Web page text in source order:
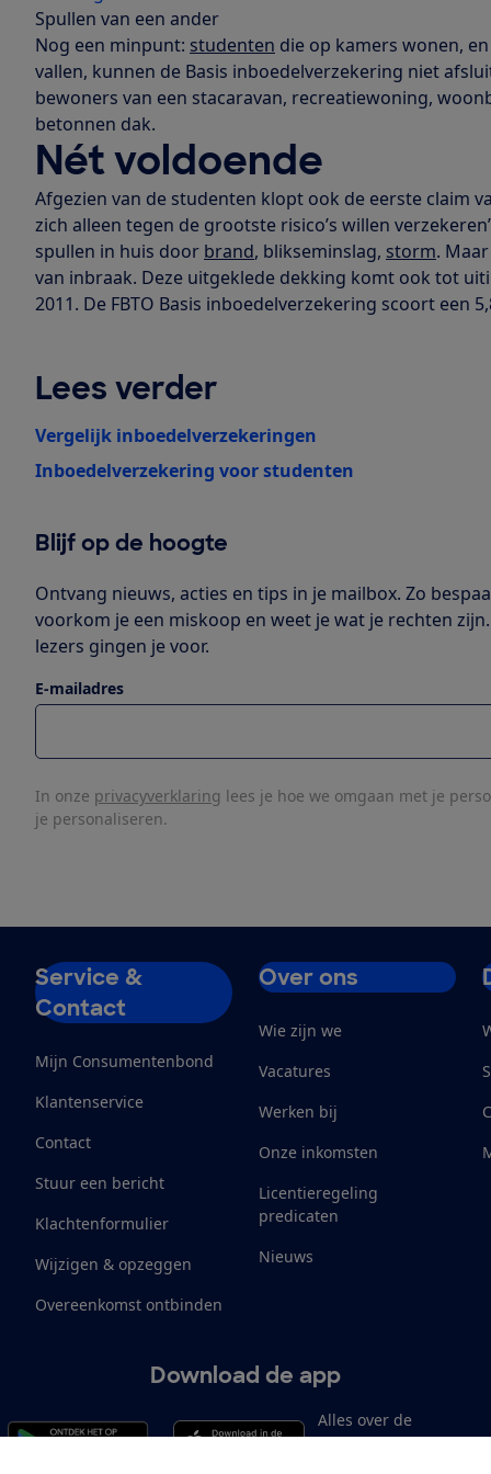
Spullen van een ander
Nog een minpunt: studenten die op kamers wonen,
vallen, kunnen de Basis inboedelverzekering niet
bewoners van een stacaravan, recreatiewoning,
betonnen dak.
Nét voldoende
Afgezien van de studenten klopt ook de eerste claim
zich alleen tegen de grootste risico’s willen
spullen in huis door brand, blikseminslag, storm.
van inbraak. Deze uitgeklede dekking komt ook tot
2011. De FBTO Basis inboedelverzekering scoort een
Lees verder
Vergelijk inboedelverzekeringen
Inboedelverzekering voor studenten
Blijf op de hoogte
Ontvang nieuws, acties en tips in je mailbox. Zo
voorkom je een miskoop en weet je wat je rechten zijn.
lezers gingen je voor.
E-mailadres
In onze privacyverklaring lees je hoe we omgaan met je
je personaliseren.
Service &
Contact
Mijn Consumentenbond
Klantenservice
Contact
Stuur een bericht
Klachtenformulier
Wijzigen & opzeggen
Overeenkomst ontbinden
Over ons
Wie zijn we
Vacatures
Werken bij
Onze inkomsten
Licentieregeling
predicaten
Nieuws
Download de app
Alles over de
Consumentenbond-